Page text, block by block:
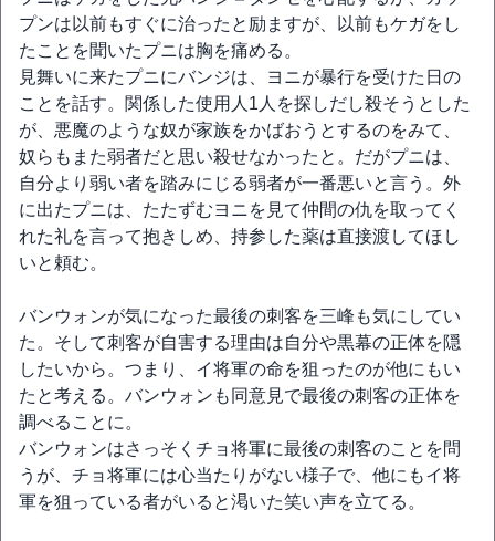
プンは以前もすぐに治ったと励ますが、以前もケガをし
たことを聞いたプニは胸を痛める。
見舞いに来たプニにバンジは、ヨニが暴行を受けた日の
ことを話す。関係した使用人1人を探しだし殺そうとした
が、悪魔のような奴が家族をかばおうとするのをみて、
奴らもまた弱者だと思い殺せなかったと。だがプニは、
自分より弱い者を踏みにじる弱者が一番悪いと言う。外
に出たプニは、たたずむヨニを見て仲間の仇を取ってく
れた礼を言って抱きしめ、持参した薬は直接渡してほし
いと頼む。
バンウォンが気になった最後の刺客を三峰も気にしてい
た。そして刺客が自害する理由は自分や黒幕の正体を隠
したいから。つまり、イ将軍の命を狙ったのが他にもい
たと考える。バンウォンも同意見で最後の刺客の正体を
調べることに。
バンウォンはさっそくチョ将軍に最後の刺客のことを問
うが、チョ将軍には心当たりがない様子で、他にもイ将
軍を狙っている者がいると渇いた笑い声を立てる。